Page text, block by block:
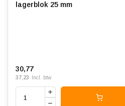
lagerblok 25 mm
30,77
37,23 Incl. btw